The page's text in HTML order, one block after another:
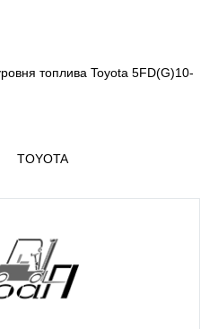
топлива Toyota 5FD(G)10-
TOYOTA